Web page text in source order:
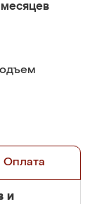
Оплата
и